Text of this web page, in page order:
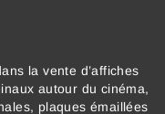
la vente d’affiches
autour du cinéma,
plaques émaillées